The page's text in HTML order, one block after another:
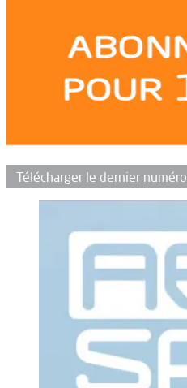
Télécharger le dernier numéro